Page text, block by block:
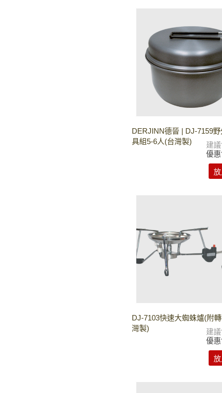
DERJINN德晉 | DJ-7159
具組5-6人(台灣製)
建
優
DJ-7103快速大蜘蛛爐(附
灣製)
建
優